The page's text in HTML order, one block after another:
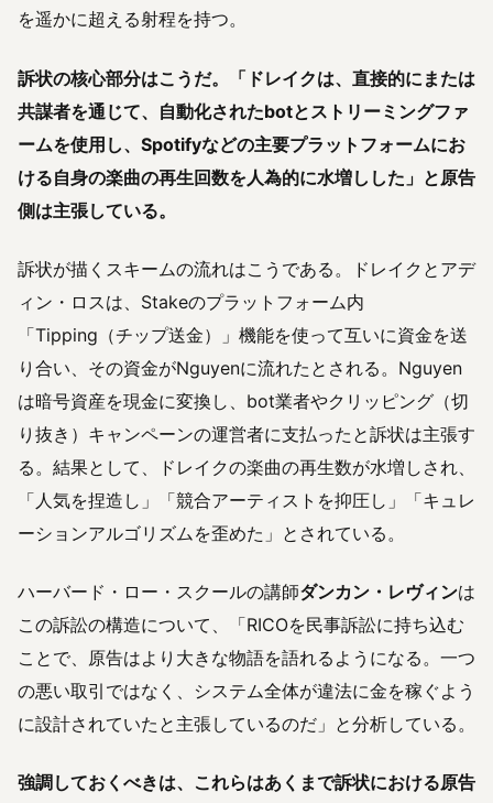
を遥かに超える射程を持つ。
訴状の核心部分はこうだ。「ドレイクは、直接的にまたは
共謀者を通じて、自動化されたbotとストリーミングファ
ームを使用し、Spotifyなどの主要プラットフォームにお
ける自身の楽曲の再生回数を人為的に水増しした」と原告
側は主張している。
訴状が描くスキームの流れはこうである。ドレイクとアデ
ィン・ロスは、Stakeのプラットフォーム内
「Tipping（チップ送金）」機能を使って互いに資金を送
り合い、その資金がNguyenに流れたとされる。Nguyen
は暗号資産を現金に変換し、bot業者やクリッピング（切
り抜き）キャンペーンの運営者に支払ったと訴状は主張す
る。結果として、ドレイクの楽曲の再生数が水増しされ、
「人気を捏造し」「競合アーティストを抑圧し」「キュレ
ーションアルゴリズムを歪めた」とされている。
ハーバード・ロー・スクールの講師ダンカン・レヴィンは
この訴訟の構造について、「RICOを民事訴訟に持ち込む
ことで、原告はより大きな物語を語れるようになる。一つ
の悪い取引ではなく、システム全体が違法に金を稼ぐよう
に設計されていたと主張しているのだ」と分析している。
強調しておくべきは、これらはあくまで訴状における原告